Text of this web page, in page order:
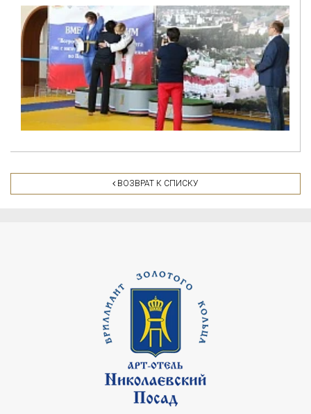
ВОЗВРАТ К СПИСКУ